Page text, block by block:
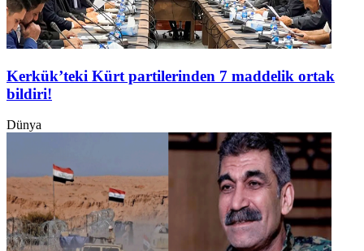
Kerkük’teki Kürt partilerinden 7 maddelik ortak
bildiri!
Dünya